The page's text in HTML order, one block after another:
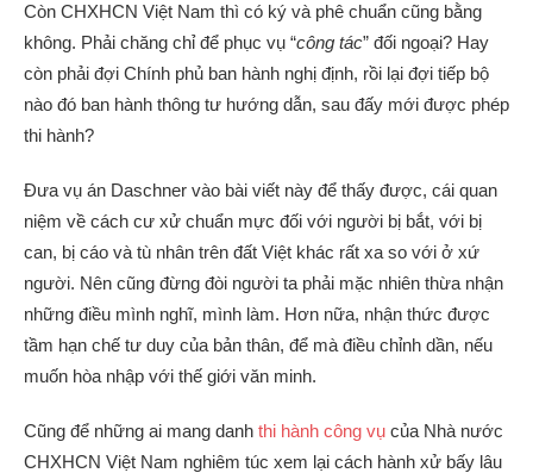
Còn CHXHCN Việt Nam thì có ký và phê chuẩn cũng bằng
không. Phải chăng chỉ để phục vụ “công tác” đối ngoại? Hay
còn phải đợi Chính phủ ban hành nghị định, rồi lại đợi tiếp bộ
nào đó ban hành thông tư hướng dẫn, sau đấy mới được phép
thi hành?
Đưa vụ án Daschner vào bài viết này để thấy được, cái quan
niệm về cách cư xử chuẩn mực đối với người bị bắt, với bị
can, bị cáo và tù nhân trên đất Việt khác rất xa so với ở xứ
người. Nên cũng đừng đòi người ta phải mặc nhiên thừa nhận
những điều mình nghĩ, mình làm. Hơn nữa, nhận thức được
tầm hạn chế tư duy của bản thân, để mà điều chỉnh dần, nếu
muốn hòa nhập với thế giới văn minh.
Cũng để những ai mang danh thi hành công vụ của Nhà nước
CHXHCN Việt Nam nghiêm túc xem lại cách hành xử bấy lâu